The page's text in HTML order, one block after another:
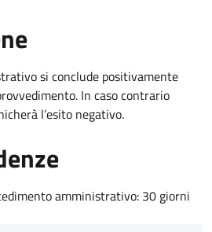
si conclude positivamente
In caso contrario
l’esito negativo.
amministrativo: 30 giorni